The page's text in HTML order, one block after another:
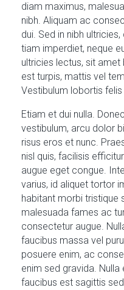
diam maximus,
nibh. Aliquam ac
dui. Sed in nibh
tiam imperdiet, neque
ultricies lectus, sit amet
est turpis, mattis vel
Vestibulum lobortis
Etiam et dui nulla.
vestibulum, arcu dolor
risus eros et nunc.
nisl quis, facilisis
augue eget congue.
varius, id aliquet tortor
habitant morbi tristique
malesuada fames ac
consectetur augue.
faucibus massa vel
posuere enim, ac
enim sed gravida.
faucibus est sagittis